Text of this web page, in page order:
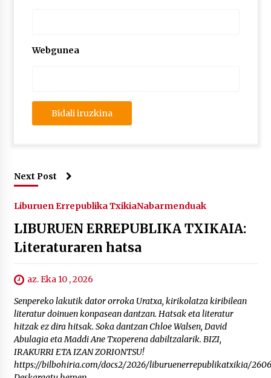
Webgunea
Next Post
Liburuen Errepublika TxikiaNabarmenduak
LIBURUEN ERREPUBLIKA TXIKAIA:
Literaturaren hatsa
az. Eka 10 , 2026
Senpereko lakutik dator orroka Uratxa, kirikolatza kiribilean
literatur doinuen konpasean dantzan. Hatsak eta literatur
hitzak ez dira hitsak. Soka dantzan Chloe Walsen, David
Abulagia eta Maddi Ane Txoperena dabiltzalarik. BIZI,
IRAKURRI ETA IZAN ZORIONTSU!
https://bilbohiria.com/docs2/2026/liburuenerrepublikatxikia/